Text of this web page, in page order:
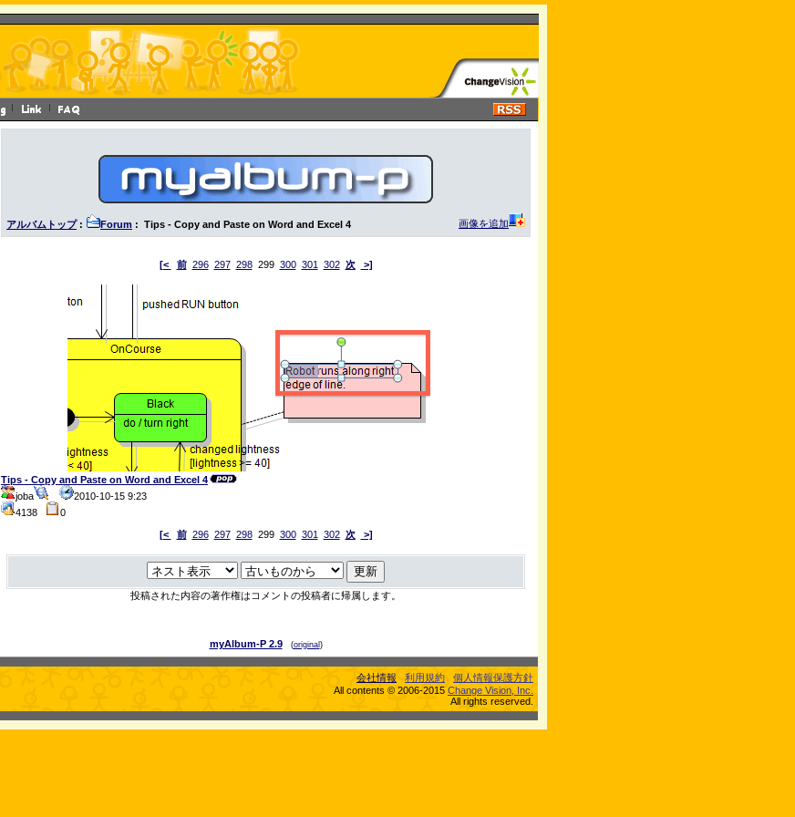
アルバムトップ: Forum : Tips - Copy and Paste on Word and Excel 4 画像を追加
[< 前 296 297 298299 300 301 302 次 >]
Tips - Copy and Paste on Word and Excel 4
joba
2010-10-15 9:23
4138
0
[<
前 296 297 298299 300 301 302 次 >]
投稿された内容の著作権はコメントの投稿者に帰属します。
myAlbum-P 2.9 (original )
会社情報 利用規約
個人情報保護方針
All contents © 2006-2015 Change Vision, Inc.
All rights reserved.